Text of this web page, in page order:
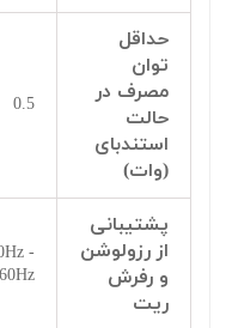
حداقل
توان
مصرف در
حالت
استندبای
(وات)
0.5
پشتیبانی
از رزولوشن
و رفرش
ریت
-